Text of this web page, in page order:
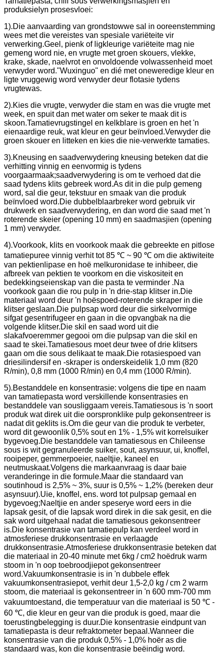
produksielyn prosesvloei:
1).Die aanvaarding van grondstowwe sal in ooreenstemming
wees met die vereistes van spesiale variëteite vir
verwerking.Geel, pienk of ligkleurige variëteite mag nie
gemeng word nie, en vrugte met groen skouers, vlekke,
krake, skade, naelvrot en onvoldoende volwassenheid moet
verwyder word."Wuxinguo" en dié met oneweredige kleur en
ligte vruggewig word verwyder deur flotasie tydens
vrugtewas.
2).Kies die vrugte, verwyder die stam en was die vrugte met
week, en spuit dan met water om seker te maak dit is
skoon.Tamatievrugstingel en kelkblare is groen en het 'n
eienaardige reuk, wat kleur en geur beïnvloed.Verwyder die
groen skouer en litteken en kies die nie-verwerkte tamaties.
3).Kneusing en saadverwydering kneusing beteken dat die
verhitting vinnig en eenvormig is tydens
voorgaarmaak;saadverwydering is om te verhoed dat die
saad tydens klits gebreek word.As dit in die pulp gemeng
word, sal die geur, tekstuur en smaak van die produk
beïnvloed word.Die dubbelblaarbreker word gebruik vir
drukwerk en saadverwydering, en dan word die saad met 'n
roterende skeier (opening 10 mm) en saadmasjien (opening
1 mm) verwyder.
4).Voorkook, klits en voorkook maak die gebreekte en pitlose
tamatiepuree vinnig verhit tot 85 ℃ ~ 90 ℃ om die aktiwiteite
van pektienlipase en hoë melkuronidase te inhibeer, die
afbreek van pektien te voorkom en die viskositeit en
bedekkingseienskap van die pasta te verminder .Na
voorkook gaan die rou pulp in 'n drie-stap klitser in.Die
materiaal word deur 'n hoëspoed-roterende skraper in die
klitser geslaan.Die pulpsap word deur die sirkelvormige
sifgat gesentrifugeer en gaan in die opvangbak na die
volgende klitser.Die skil en saad word uit die
slakafvoeremmer gegooi om die pulpsap van die skil en
saad te skei.Tamatiesous moet deur twee of drie klitsers
gaan om die sous delikaat te maak.Die rotasiespoed van
driesilindersif en -skraper is onderskeidelik 1,0 mm (820
R/min), 0,8 mm (1000 R/min) en 0,4 mm (1000 R/min).
5).Bestanddele en konsentrasie: volgens die tipe en naam
van tamatiepasta word verskillende konsentrasies en
bestanddele van sousliggaam vereis.Tamatiesous is 'n soort
produk wat direk uit die oorspronklike pulp gekonsentreer is
nadat dit geklits is.Om die geur van die produk te verbeter,
word dit gewoonlik 0,5% sout en 1% - 1,5% wit korrelsuiker
bygevoeg.Die bestanddele van tamatiesous en Chileense
sous is wit gegranuleerde suiker, sout, asynsuur, ui, knoffel,
rooipeper, gemmerpoeier, naeltjie, kaneel en
neutmuskaat.Volgens die markaanvraag is daar baie
veranderinge in die formule.Maar die standaard van
soutinhoud is 2,5% ~ 3%, suur is 0,5% ~ 1,2% (bereken deur
asynsuur).Uie, knoffel, ens. word tot pulpsap gemaal en
bygevoeg;Naeltjie en ander speserye word eers in die
lapsak gesit, of die lapsak word direk in die sak gesit, en die
sak word uitgehaal nadat die tamatiesous gekonsentreer
is.Die konsentrasie van tamatiepulp kan verdeel word in
atmosferiese drukkonsentrasie en verlaagde
drukkonsentrasie.Atmosferiese drukkonsentrasie beteken dat
die materiaal in 20-40 minute met 6kg / cm2 hoëdruk warm
stoom in 'n oop toebroodjiepot gekonsentreer
word.Vakuumkonsentrasie is in 'n dubbele effek
vakuumkonsentrasiepot, verhit deur 1,5-2,0 kg / cm 2 warm
stoom, die materiaal is gekonsentreer in 'n 600 mm-700 mm
vakuumtoestand, die temperatuur van die materiaal is 50 ℃ -
60 ℃, die kleur en geur van die produk is goed, maar die
toerustingbelegging is duur.Die konsentrasie eindpunt van
tamatiepasta is deur refraktometer bepaal.Wanneer die
konsentrasie van die produk 0,5% - 1,0% hoër as die
standaard was, kon die konsentrasie beëindig word.